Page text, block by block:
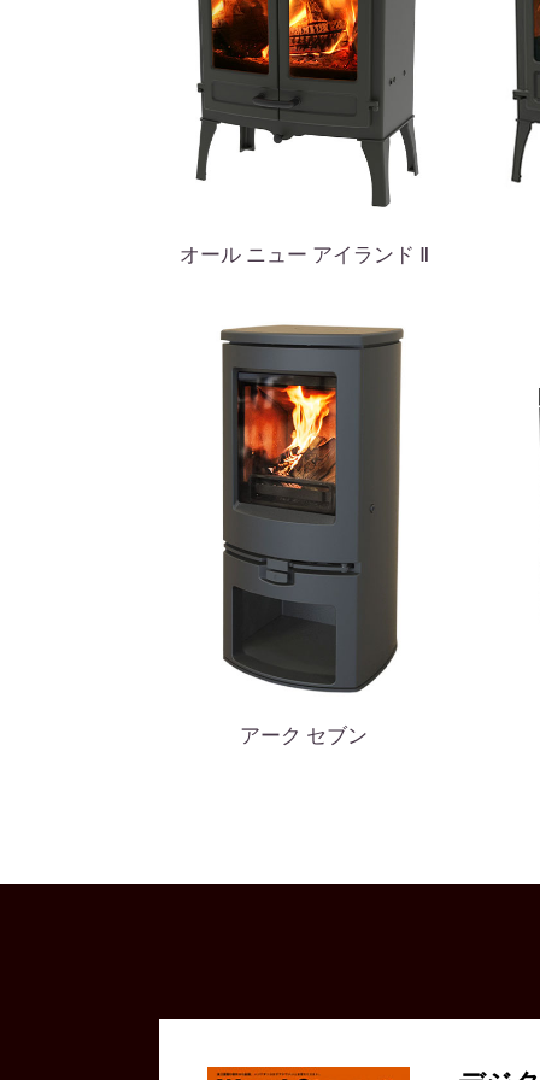
オール ニュー アイランド Ⅱ
アーク セブン